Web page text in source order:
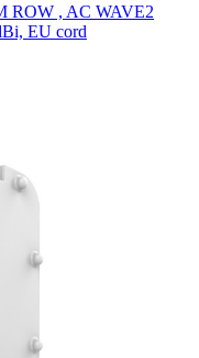
ROW , AC WAVE2
EU cord